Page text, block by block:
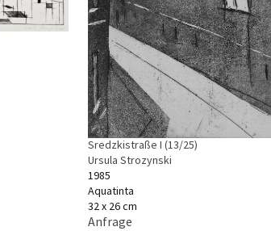
Sredzkistraße I (13/25)
Ursula Strozynski
1985
Aquatinta
32 x 26 cm
Anfrage